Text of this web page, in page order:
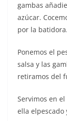
gambas
azúcar.
por la batidora.
Ponemos el
salsa y las
retiramos del
Servimos en
ella elpescado